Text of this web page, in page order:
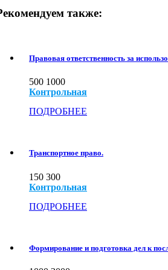
также:
Правовая ответственность за
500 1000
Контрольная
ПОДРОБНЕЕ
Транспортное право.
150 300
Контрольная
ПОДРОБНЕЕ
Формирование и подготовка дел к